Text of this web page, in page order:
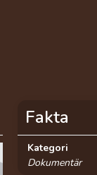
Fakta
Kategori
Dokumentär